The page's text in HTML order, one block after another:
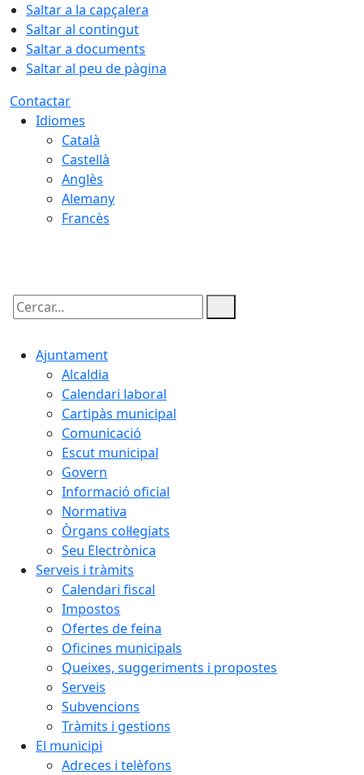
Saltar a la capçalera
Saltar al contingut
Saltar a documents
Saltar al peu de pàgina
Contactar
Idiomes
Català
Castellà
Anglès
Alemany
Francès
Cercar:
Ajuntament
Alcaldia
Calendari laboral
Cartipàs municipal
Comunicació
Escut municipal
Govern
Informació oficial
Normativa
Òrgans col·legiats
Seu Electrònica
Serveis i tràmits
Calendari fiscal
Impostos
Ofertes de feina
Oficines municipals
Queixes, suggeriments i propostes
Serveis
Subvencions
Tràmits i gestions
El municipi
Adreces i telèfons